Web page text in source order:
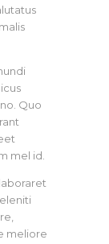
Quo
mel id.
meliore